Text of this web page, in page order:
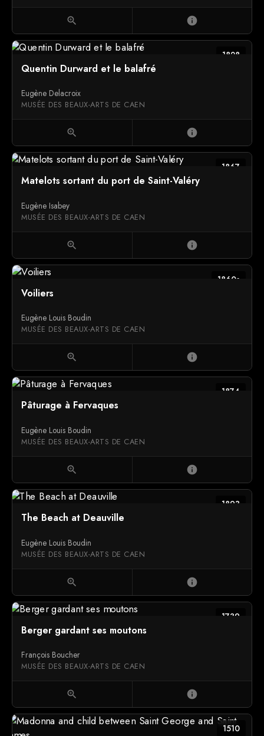
zoom_in info
1828
Quentin Durward et le balafré
Eugène Delacroix
MUSÉE DES BEAUX-ARTS DE CAEN
zoom_in info
1867
Matelots sortant du port de Saint-Valéry
Eugène Isabey
MUSÉE DES BEAUX-ARTS DE CAEN
zoom_in info
1860s
Voiliers
Eugène Louis Boudin
MUSÉE DES BEAUX-ARTS DE CAEN
zoom_in info
1874
Pâturage à Fervaques
Eugène Louis Boudin
MUSÉE DES BEAUX-ARTS DE CAEN
zoom_in info
1893
The Beach at Deauville
Eugène Louis Boudin
MUSÉE DES BEAUX-ARTS DE CAEN
zoom_in info
1739
Berger gardant ses moutons
François Boucher
MUSÉE DES BEAUX-ARTS DE CAEN
zoom_in info
1510